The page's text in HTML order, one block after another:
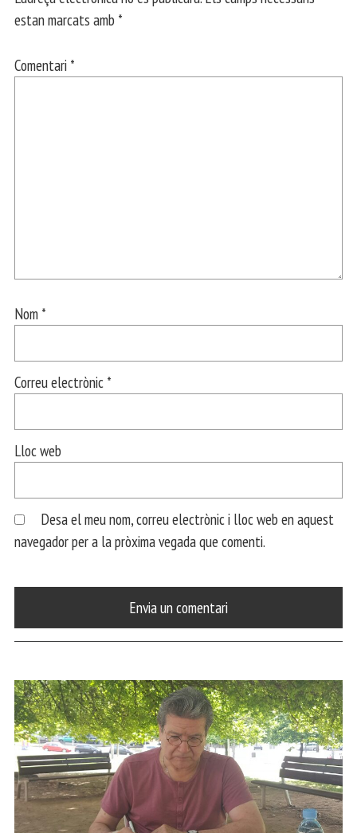
estan marcats amb *
Comentari *
Nom *
Correu electrònic *
Lloc web
Desa el meu nom, correu electrònic i lloc web en aquest
navegador per a la pròxima vegada que comenti.